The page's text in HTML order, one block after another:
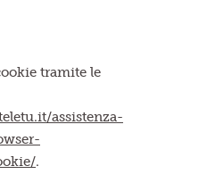
tramite le
assistenza-
.